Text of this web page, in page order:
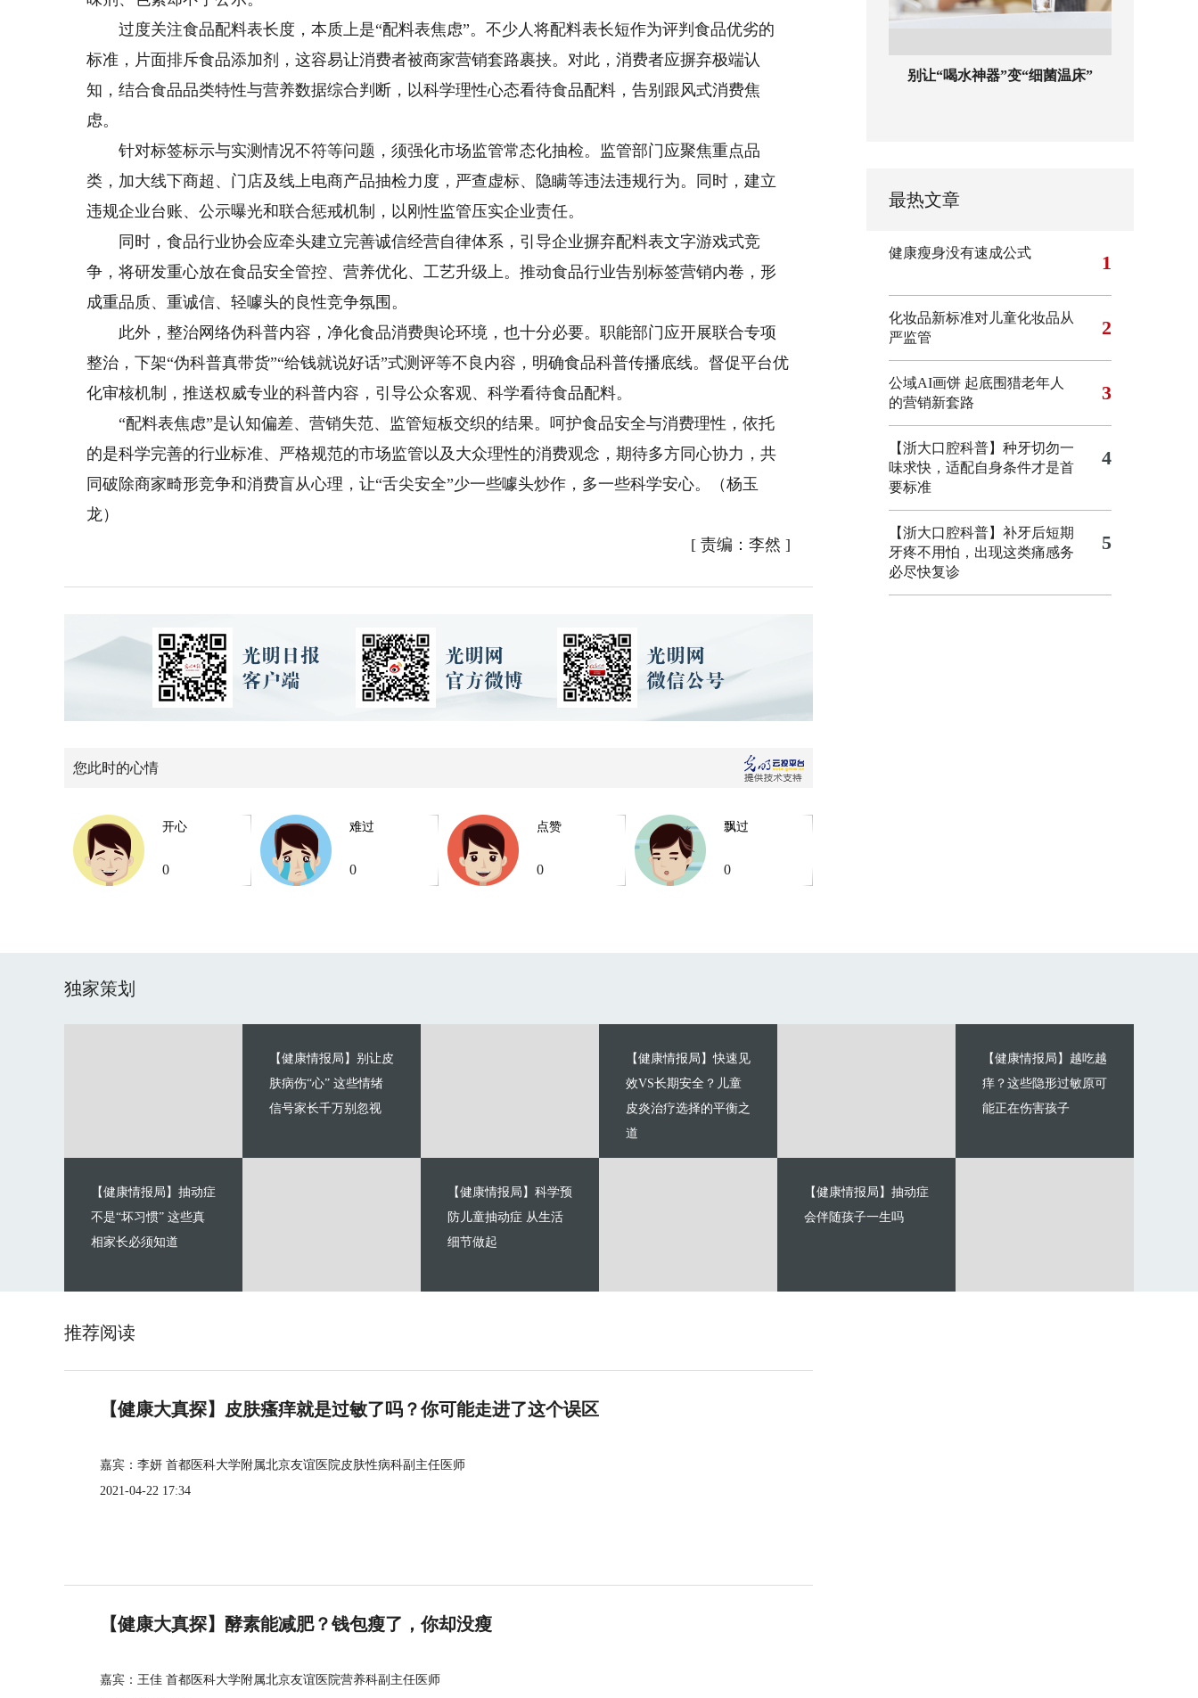
过度关注食品配料表长度，本质上是“配料表焦虑”。不少人将配料表长短作为评判食品优劣的
标准，片面排斥食品添加剂，这容易让消费者被商家营销套路裹挟。对此，消费者应摒弃极端认
知，结合食品品类特性与营养数据综合判断，以科学理性心态看待食品配料，告别跟风式消费焦
虑。
针对标签标示与实测情况不符等问题，须强化市场监管常态化抽检。监管部门应聚焦重点品
类，加大线下商超、门店及线上电商产品抽检力度，严查虚标、隐瞒等违法违规行为。同时，建立
违规企业台账、公示曝光和联合惩戒机制，以刚性监管压实企业责任。
同时，食品行业协会应牵头建立完善诚信经营自律体系，引导企业摒弃配料表文字游戏式竞
争，将研发重心放在食品安全管控、营养优化、工艺升级上。推动食品行业告别标签营销内卷，形
成重品质、重诚信、轻噱头的良性竞争氛围。
此外，整治网络伪科普内容，净化食品消费舆论环境，也十分必要。职能部门应开展联合专项
整治，下架“伪科普真带货”“给钱就说好话”式测评等不良内容，明确食品科普传播底线。督促平台优
化审核机制，推送权威专业的科普内容，引导公众客观、科学看待食品配料。
“配料表焦虑”是认知偏差、营销失范、监管短板交织的结果。呵护食品安全与消费理性，依托
的是科学完善的行业标准、严格规范的市场监管以及大众理性的消费观念，期待多方同心协力，共
同破除商家畸形竞争和消费盲从心理，让“舌尖安全”少一些噱头炒作，多一些科学安心。（杨玉
龙）
[ 责编：李然 ]
您此时的心情
开心
0
难过
0
点赞
0
飘过
0
别让“喝水神器”变“细菌温床”
最热文章
健康瘦身没有速成公式 1
化妆品新标准对儿童化妆品从
严监管
2
公域AI画饼 起底围猎老年人
的营销新套路
3
【浙大口腔科普】种牙切勿一
味求快，适配自身条件才是首
要标准
4
【浙大口腔科普】补牙后短期
牙疼不用怕，出现这类痛感务
必尽快复诊
5
独家策划
【健康情报局】别让皮
肤病伤“心” 这些情绪
信号家长千万别忽视
【健康情报局】抽动症
不是“坏习惯” 这些真
相家长必须知道
【健康情报局】快速见
效VS长期安全？儿童
皮炎治疗选择的平衡之
道
【健康情报局】科学预
防儿童抽动症 从生活
细节做起
【健康情报局】越吃越
痒？这些隐形过敏原可
能正在伤害孩子
【健康情报局】抽动症
会伴随孩子一生吗
推荐阅读
【健康大真探】皮肤瘙痒就是过敏了吗？你可能走进了这个误区
嘉宾：李妍 首都医科大学附属北京友谊医院皮肤性病科副主任医师
2021-04-22 17:34
【健康大真探】酵素能减肥？钱包瘦了，你却没瘦
嘉宾：王佳 首都医科大学附属北京友谊医院营养科副主任医师